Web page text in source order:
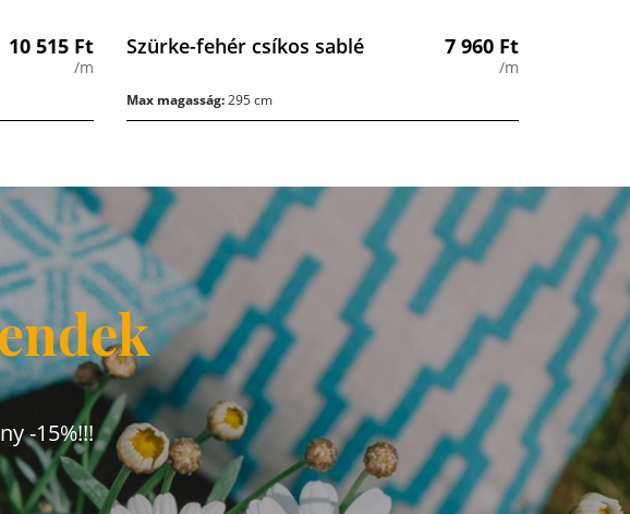
10 515 Ft
/m
Szürke-fehér csíkos sablé 7 960 Ft
/m
Max magasság:295 cm
-15%!!!